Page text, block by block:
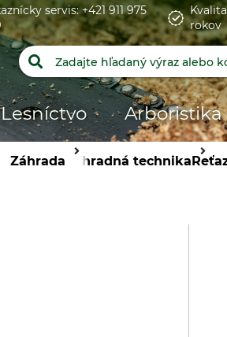
servis: +421 911 975
rokov
Lesníctvo Arboristika
Záhrada Záhradná technika